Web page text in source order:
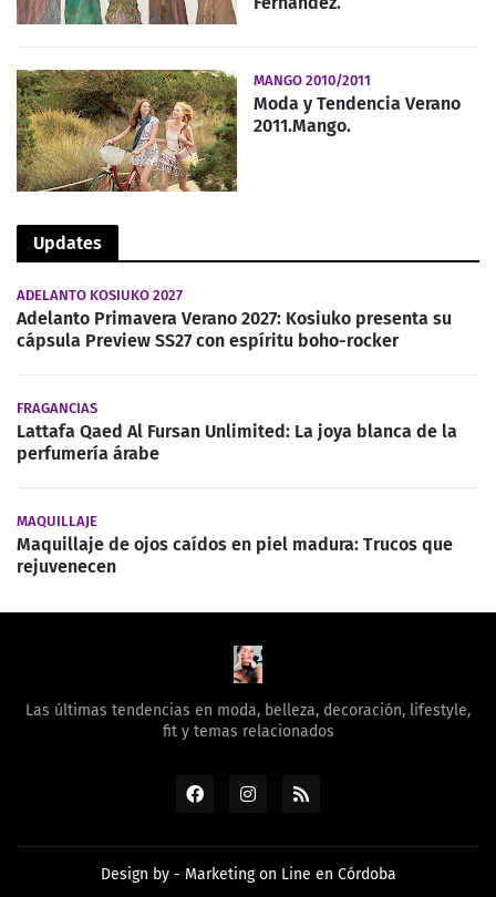
MANGO 2010/2011
Moda y Tendencia Verano
2011.Mango.
Updates
ADELANTO KOSIUKO 2027
Adelanto Primavera Verano 2027: Kosiuko presenta su
cápsula Preview SS27 con espíritu boho-rocker
FRAGANCIAS
Lattafa Qaed Al Fursan Unlimited: La joya blanca de la
perfumería árabe
MAQUILLAJE
Maquillaje de ojos caídos en piel madura: Trucos que
rejuvenecen
Las últimas tendencias en moda, belleza, decoración, lifestyle,
fit y temas relacionados
Design by - Marketing on Line en Córdoba